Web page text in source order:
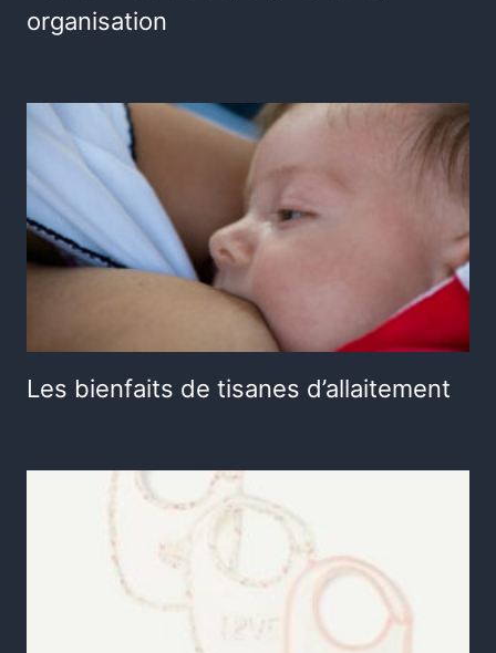
organisation
Les bienfaits de tisanes d’allaitement